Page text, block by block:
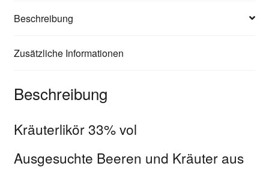
Beschreibung
Zusätzliche Informationen
Beschreibung
Kräuterlikör 33% vol
Ausgesuchte Beeren und Kräuter aus